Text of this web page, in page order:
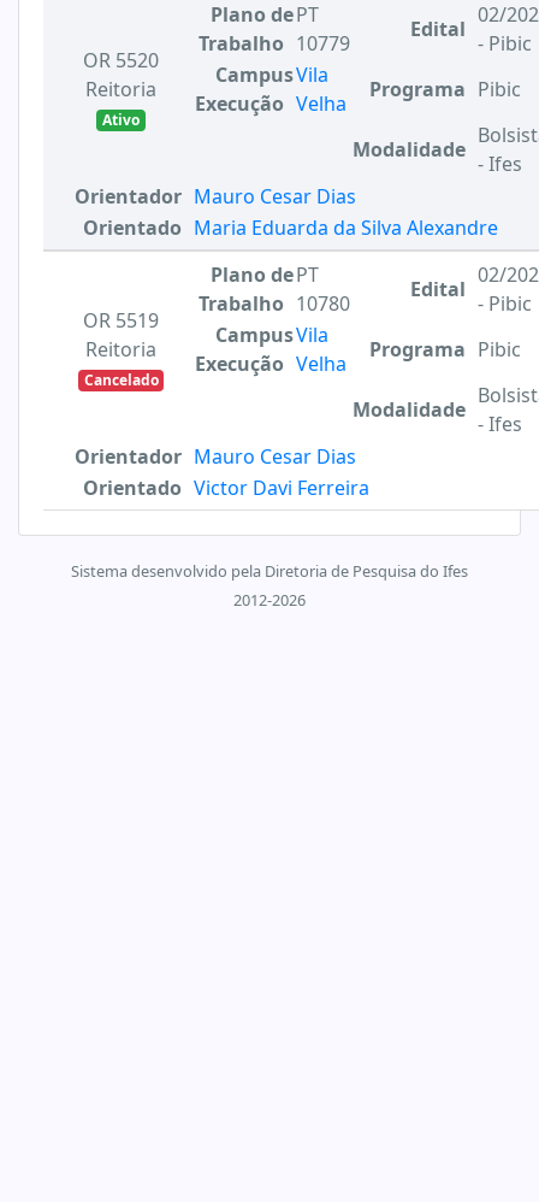
OR 5520
Reitoria
Ativo
Plano de
Trabalho
PT
10779
Edital
02/
- Pibic
Campus
Execução
Vila
Velha
Programa Pibic
Modalidade
- Ifes
Orientador Mauro Cesar Dias
Orientado Maria Eduarda da Silva Alexandre
OR 5519
Reitoria
Cancelado
Plano de
Trabalho
PT
10780
Edital
02/
- Pibic
Campus
Execução
Vila
Velha
Programa Pibic
Modalidade
- Ifes
Orientador Mauro Cesar Dias
Orientado Victor Davi Ferreira
Sistema desenvolvido pela Diretoria de Pesquisa do Ifes
2012-2026